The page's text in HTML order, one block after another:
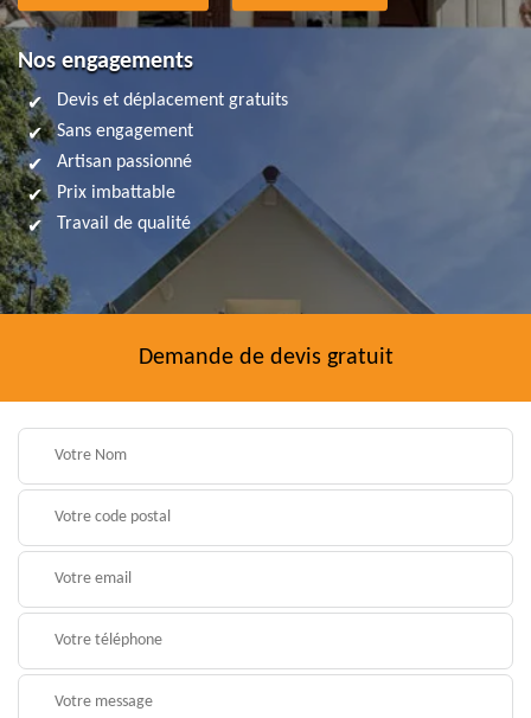
Nos engagements
Devis et déplacement gratuits
Sans engagement
Artisan passionné
Prix imbattable
Travail de qualité
Demande de devis gratuit